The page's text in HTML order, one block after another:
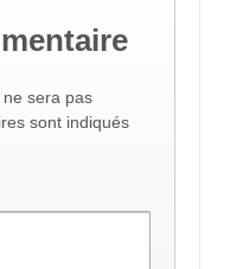
sera pas
sont indiqués